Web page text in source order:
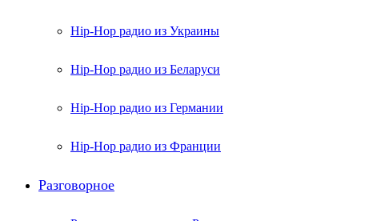
Hip-Hop радио из Украины
Hip-Hop радио из Беларуси
Hip-Hop радио из Германии
Hip-Hop радио из Франции
Разговорное